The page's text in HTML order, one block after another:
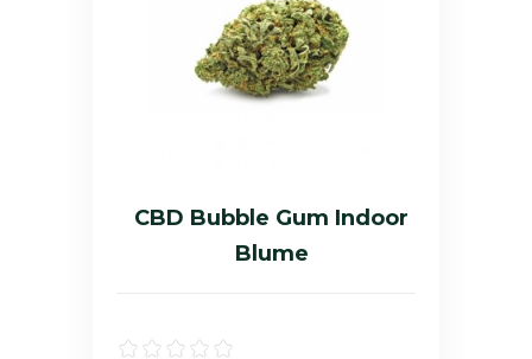
CBD Bubble Gum Indoor
Blume